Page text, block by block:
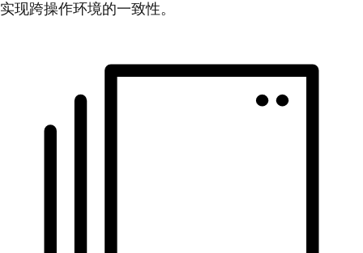
实现跨操作环境的一致性。